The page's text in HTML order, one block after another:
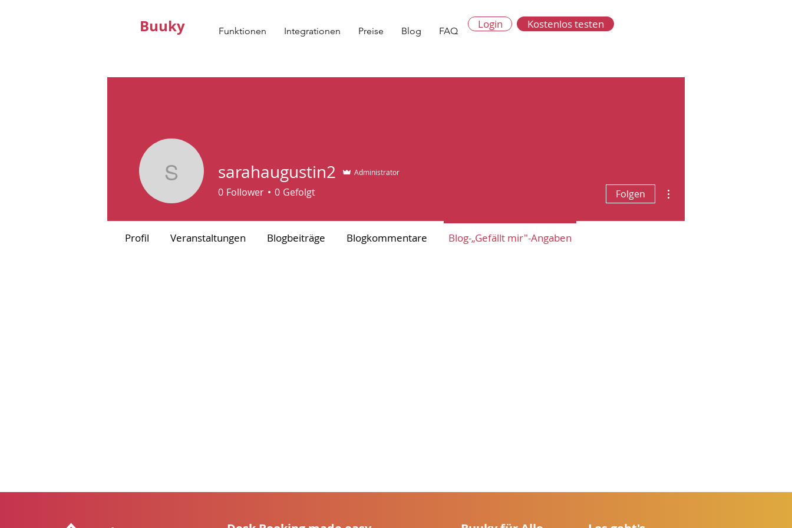
Buuky Funktionen Integrationen Preise Blog FAQ
Login Kostenlos testen
sarahaugustin2
sarahaugustin2 Administrator
0 Follower 0 Gefolgt Folgen
Profil Veranstaltungen Blogbeiträge Blogkommentare Blog-„Gefällt mir"-Angaben